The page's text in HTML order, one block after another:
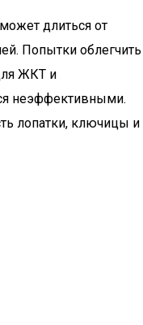
длиться от
Попытки облегчить
ЖКТ и
неэффективными.
лопатки, ключицы и